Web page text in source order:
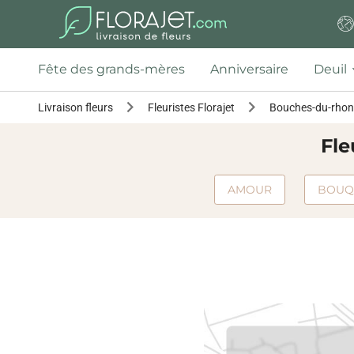
Fête des grands-mères Anniversaire Deuil
Livraison fleurs Fleuristes Florajet Bouches-du-
AMOUR